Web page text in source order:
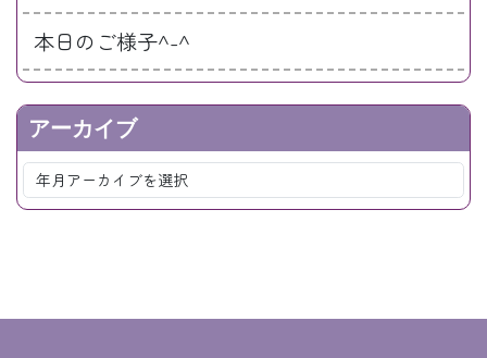
本日のご様子^-^
アーカイブ